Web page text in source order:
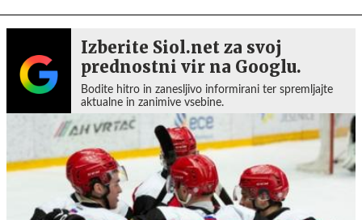
Izberite Siol.net za svoj
prednostni vir na Googlu.
Bodite hitro in zanesljivo informirani ter spremljajte
aktualne in zanimive vsebine.